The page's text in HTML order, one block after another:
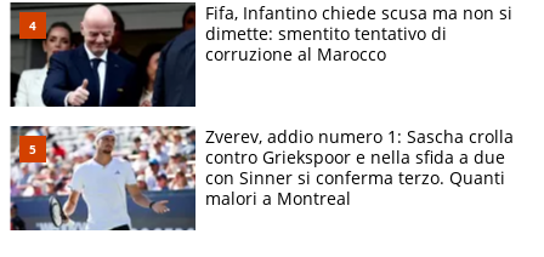
Fifa, Infantino chiede scusa ma non si
dimette: smentito tentativo di
corruzione al Marocco
Zverev, addio numero 1: Sascha crolla
contro Griekspoor e nella sfida a due
con Sinner si conferma terzo. Quanti
malori a Montreal